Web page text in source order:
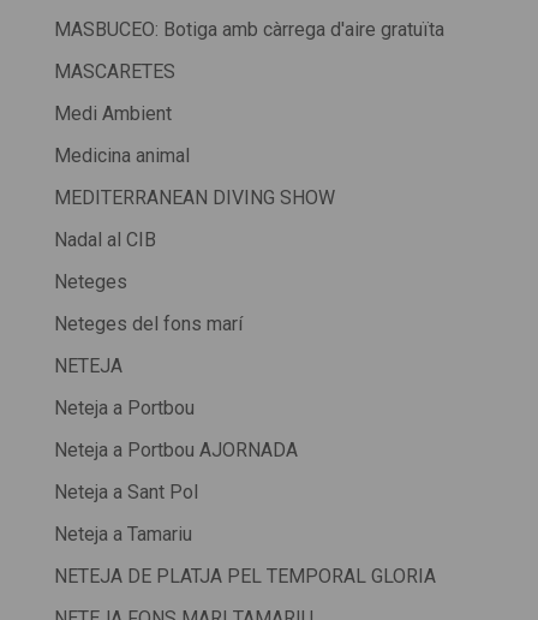
MASBUCEO: Botiga amb càrrega d'aire gratuïta
MASCARETES
Medi Ambient
Medicina animal
MEDITERRANEAN DIVING SHOW
Nadal al CIB
Neteges
Neteges del fons marí
NETEJA
Neteja a Portbou
Neteja a Portbou AJORNADA
Neteja a Sant Pol
Neteja a Tamariu
NETEJA DE PLATJA PEL TEMPORAL GLORIA